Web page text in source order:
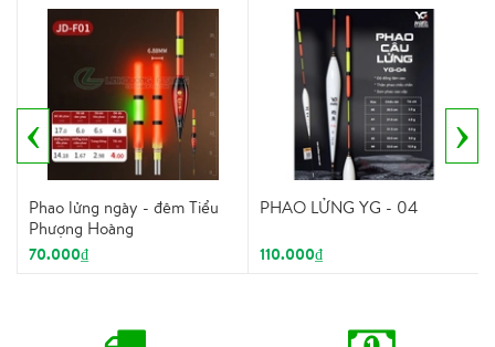
Phao lửng ngày - đêm Tiểu
Phượng Hoàng
70.000₫
PHAO LỬNG YG - 04
110.000₫
‹ ›